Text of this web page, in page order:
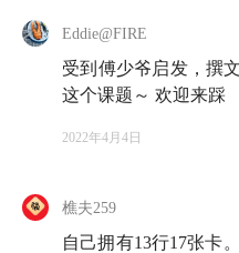
求时都应量入为出，合理
娄娄：对信用卡有些疑惑
Eddie@FIRE
受到傅少爷启发，撰
这个课题～ 欢迎来踩
2022年4月4日
樵夫259
自己拥有13行17张卡